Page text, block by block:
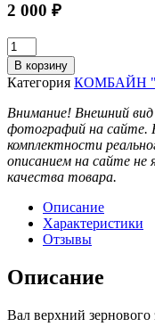
2 000 ₽
Количество
товара
Вал
КДМ
6589
/
Енисей/
В корзину
Категория КОМБАЙН
Внимание! Внешний
фотографий на сайте.
комплектности
описанием на сайте не
качества товара.
Описание
Характеристики
Отзывы
Описание
Вал верхний зернового